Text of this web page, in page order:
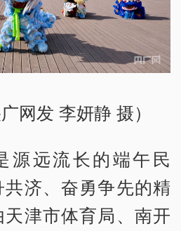
网发 李妍静 摄）
源远流长的端午民
济、奋勇争先的精
津市体育局、南开